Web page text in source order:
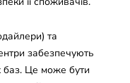
та
забезпечують
баз. Це може бути